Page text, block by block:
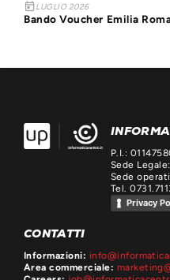
today LUGLIO 2026
Bando Voucher Emilia
P.I.:
Sede
Sede
Tel.
Privacy
CONTATTI
Informazioni:
Area commerciale: